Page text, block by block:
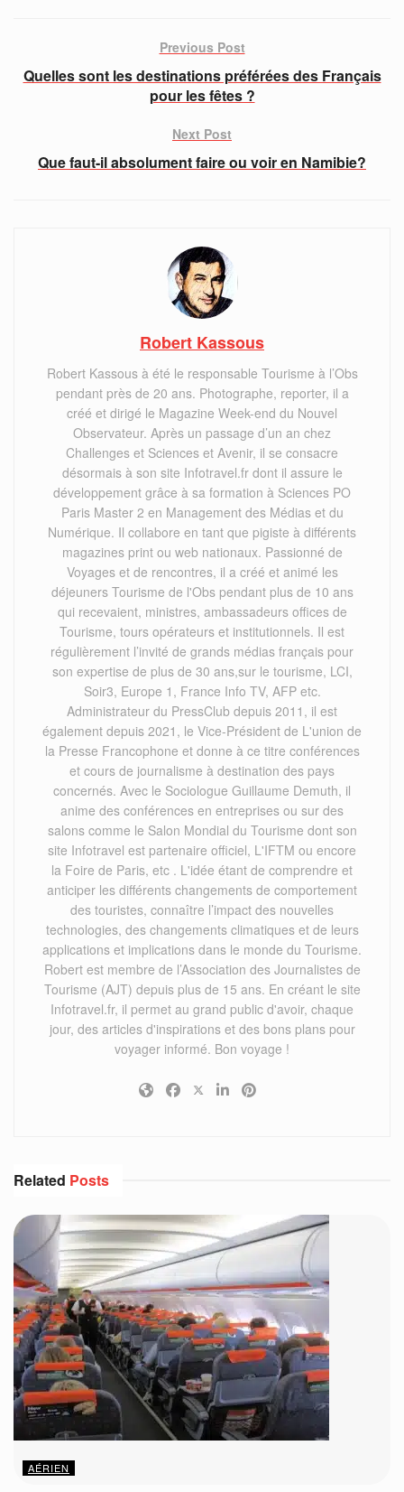
Previous Post
Quelles sont les destinations préférées des Français
pour les fêtes ?
Next Post
Que faut-il absolument faire ou voir en Namibie?
Robert Kassous
Robert Kassous à été le responsable Tourisme à l’Obs
pendant près de 20 ans. Photographe, reporter, il a
créé et dirigé le Magazine Week-end du Nouvel
Observateur. Après un passage d’un an chez
Challenges et Sciences et Avenir, il se consacre
désormais à son site Infotravel.fr dont il assure le
développement grâce à sa formation à Sciences PO
Paris Master 2 en Management des Médias et du
Numérique. Il collabore en tant que pigiste à différents
magazines print ou web nationaux. Passionné de
Voyages et de rencontres, il a créé et animé les
déjeuners Tourisme de l'Obs pendant plus de 10 ans
qui recevaient, ministres, ambassadeurs offices de
Tourisme, tours opérateurs et institutionnels. Il est
régulièrement l’invité de grands médias français pour
son expertise de plus de 30 ans,sur le tourisme, LCI,
Soir3, Europe 1, France Info TV, AFP etc.
Administrateur du PressClub depuis 2011, il est
également depuis 2021, le Vice-Président de L'union de
la Presse Francophone et donne à ce titre conférences
et cours de journalisme à destination des pays
concernés. Avec le Sociologue Guillaume Demuth, il
anime des conférences en entreprises ou sur des
salons comme le Salon Mondial du Tourisme dont son
site Infotravel est partenaire officiel, L'IFTM ou encore
la Foire de Paris, etc . L'idée étant de comprendre et
anticiper les différents changements de comportement
des touristes, connaître l’impact des nouvelles
technologies, des changements climatiques et de leurs
applications et implications dans le monde du Tourisme.
Robert est membre de l’Association des Journalistes de
Tourisme (AJT) depuis plus de 15 ans. En créant le site
Infotravel.fr, il permet au grand public d'avoir, chaque
jour, des articles d'inspirations et des bons plans pour
voyager informé. Bon voyage !
Related Posts
AÉRIEN